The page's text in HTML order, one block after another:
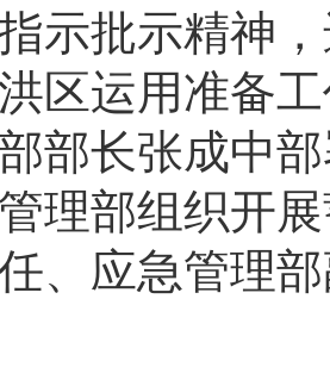
示批示精神
区运用准备
部长张成中
理部组织开
、应急管理